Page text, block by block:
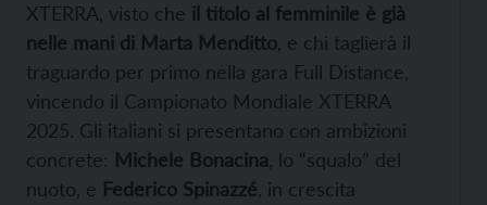
XTERRA, visto che il titolo al femminile è già
nelle mani di Marta Menditto , e chi taglierà il
traguardo per primo nella gara Full Distance,
vincendo il Campionato Mondiale XTERRA
2025. Gli italiani si presentano con ambizioni
concrete: Michele Bonacina , lo “squalo” del
nuoto, e Federico Spinazzé , in crescita